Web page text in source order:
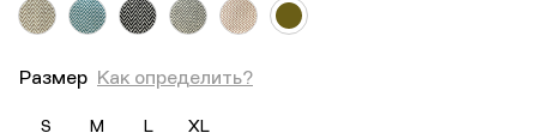
Размер Как определить?
S M L XL